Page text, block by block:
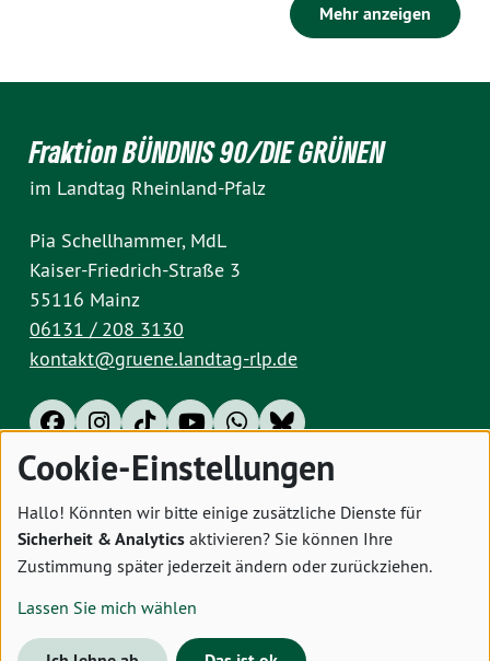
Mehr anzeigen
Fraktion BÜNDNIS 90/DIE GRÜNEN
im Landtag Rheinland-Pfalz
Pia Schellhammer, MdL
Kaiser-Friedrich-Straße 3
55116 Mainz
06131 / 208 3130
kontakt@gruene.landtag-rlp.de
Impressum Datenschutz Cookies
Cookie-Einstellungen
Hallo! Könnten wir bitte einige zusätzliche Dienste für
Sicherheit & Analytics aktivieren? Sie können Ihre
Zustimmung später jederzeit ändern oder zurückziehen.
Lassen Sie mich wählen